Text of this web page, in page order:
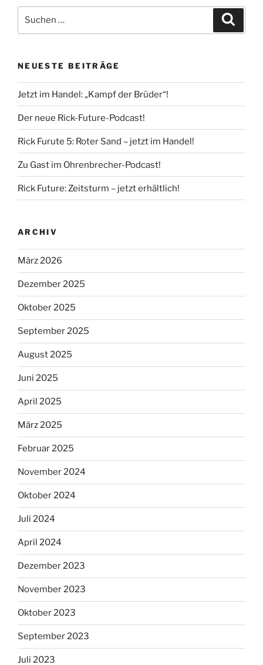
nach:
NEUESTE BEITRÄGE
Jetzt im Handel: „Kampf der Brüder“!
Der neue Rick-Future-Podcast!
Rick Furute 5: Roter Sand – jetzt im Handel!
Zu Gast im Ohrenbrecher-Podcast!
Rick Future: Zeitsturm – jetzt erhältlich!
ARCHIV
März 2026
Dezember 2025
Oktober 2025
September 2025
August 2025
Juni 2025
April 2025
März 2025
Februar 2025
November 2024
Oktober 2024
Juli 2024
April 2024
Dezember 2023
November 2023
Oktober 2023
September 2023
Juli 2023